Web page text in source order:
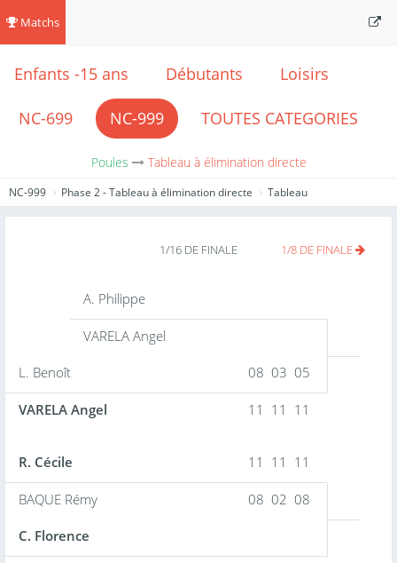
Matchs
Enfants -15 ans Débutants Loisirs
NC-699 NC-999 TOUTES CATEGORIES
Poules Tableau à élimination directe
NC-999 Phase 2 - Tableau à élimination directe Tableau
1/16 DE FINALE 1/8 DE FINALE
A. Philippe
VARELA Angel
L. Benoît 08 03 05
VARELA Angel 11 11 11
R. Cécile 11 11 11
BAQUE Rémy 08 02 08
C. Florence